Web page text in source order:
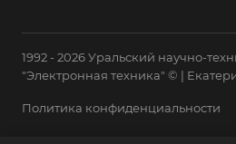
1992 - 2026 Уральский научно-
"Электронная техника" © |
Политика конфиденциальности